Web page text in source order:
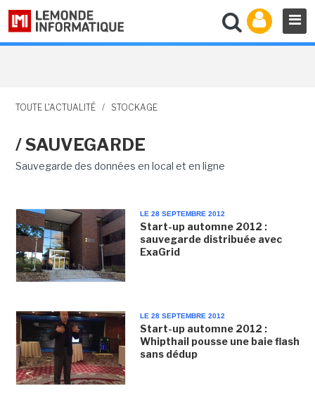
TOUTE L'ACTUALITÉ / STOCKAGE
/ SAUVEGARDE
Sauvegarde des données en local et en ligne
LE 28 SEPTEMBRE 2012
Start-up automne 2012 :
sauvegarde distribuée avec
ExaGrid
LE 28 SEPTEMBRE 2012
Start-up automne 2012 :
Whipthail pousse une baie flash
sans dédup